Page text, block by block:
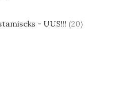
- UUS!!! 20